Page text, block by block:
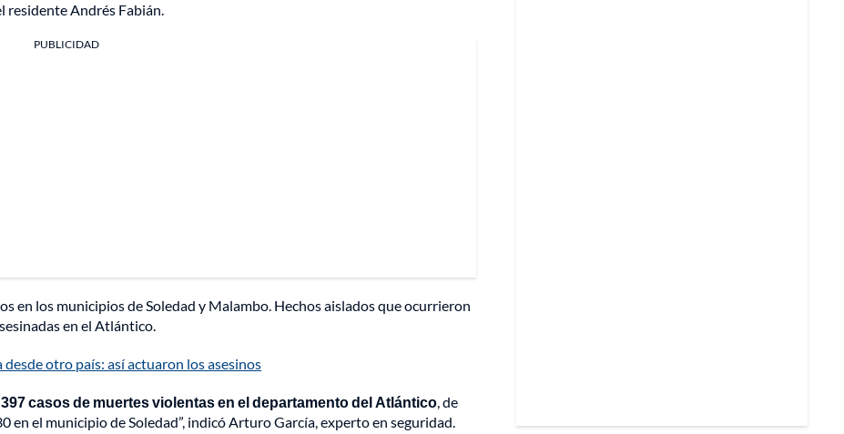
residente Andrés Fabián.
PUBLICIDAD
en los municipios de Soledad y Malambo. Hechos aislados que ocurrieron
en el Atlántico.
otro país: así actuaron los asesinos
397 casos de muertes violentas en el departamento del Atlántico, de
en el municipio de Soledad”, indicó Arturo García, experto en seguridad.